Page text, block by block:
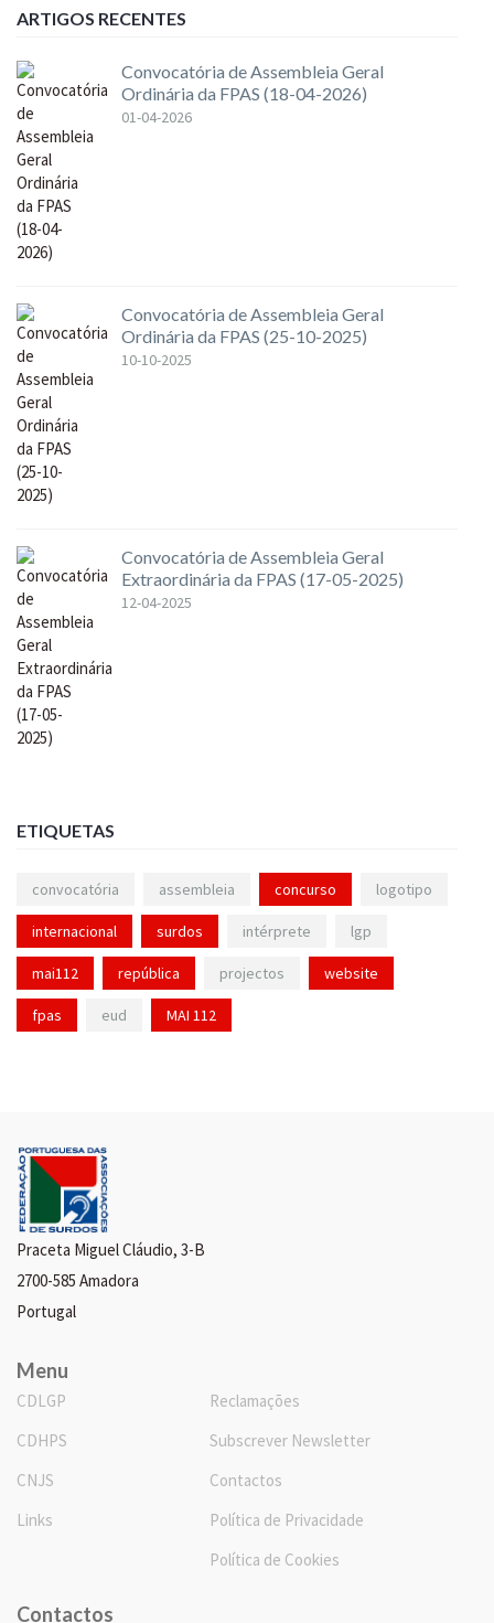
ARTIGOS RECENTES
Convocatória de Assembleia Geral
Ordinária da FPAS (18-04-2026)
01-04-2026
Convocatória de Assembleia Geral
Ordinária da FPAS (25-10-2025)
10-10-2025
Convocatória de Assembleia Geral
Extraordinária da FPAS (17-05-2025)
12-04-2025
ETIQUETAS
convocatória assembleia concurso logotipo
internacional surdos intérprete lgp
mai112 república projectos website
fpas eud MAI 112
Praceta Miguel Cláudio, 3-B
2700-585 Amadora
Portugal
Menu
CDLGP
CDHPS
CNJS
Links
Reclamações
Subscrever Newsletter
Contactos
Política de Privacidade
Política de Cookies
Contactos